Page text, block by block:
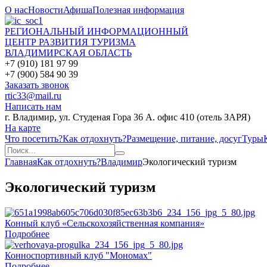
О насНовостиАфишаПолезная информация
РЕГИОНАЛЬНЫЙ ИНФОРМАЦИОННЫЙ
ЦЕНТР РАЗВИТИЯ ТУРИЗМА
ВЛАДИМИРСКАЯ ОБЛАСТЬ
+7 (910) 181 97 99
+7 (900) 584 90 39
Заказать звонок
rtic33@mail.ru
Написать нам
г. Владимир, ул. Студеная Гора 36 А. офис 410 (отель ЗАРЯ)
На карте
Что посетить?Как отдохнуть?Размещение, питание, досугТуры
ГлавнаяКак отдохнуть?ВладимирЭкологический туризм
Экологический туризм
Конный клуб «Сельскохозяйственная компания»
Подробнее
Конноспортивный клуб "Мономах"